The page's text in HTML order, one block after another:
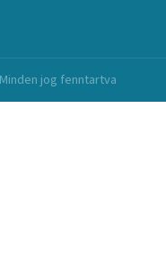
jog fenntartva